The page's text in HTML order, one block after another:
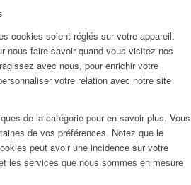
cookies soient réglés sur votre appareil.
nous faire savoir quand vous visitez nos
avec nous, pour enrichir votre
votre relation avec notre site
de la catégorie pour en savoir plus. Vous
de vos préférences. Notez que le
peut avoir une incidence sur votre
les services que nous sommes en mesure